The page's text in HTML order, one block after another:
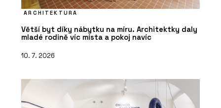
ARCHITEKTURA
Větší byt díky nábytku na míru. Architektky daly
mladé rodině víc místa a pokoj navíc
10. 7. 2026